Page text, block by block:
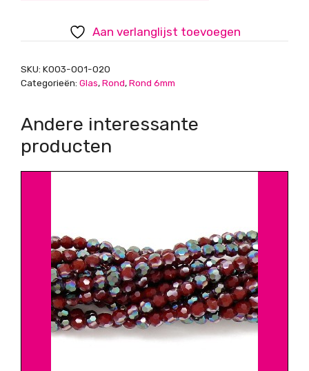
met
coating
Aan verlanglijst toevoegen
SKU: K003-001-020
Categorieën: Glas,Rond,Rond 6mm
Andere interessante
producten